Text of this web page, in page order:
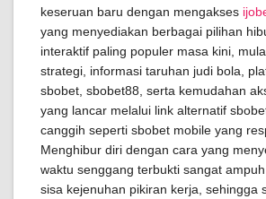
keseruan baru dengan mengakses
yang menyediakan berbagai pilihan
interaktif paling populer masa kini,
strategi, informasi taruhan judi bola,
sbobet, sbobet88, serta kemudahan
yang lancar melalui link alternatif
canggih seperti sbobet mobile yang
Menghibur diri dengan cara yang
waktu senggang terbukti sangat
sisa kejenuhan pikiran kerja, sehingga